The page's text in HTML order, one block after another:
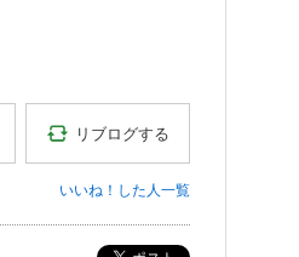
リブログする
いいね！した人一覧